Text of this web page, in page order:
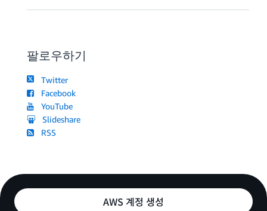
팔로우하기
Twitter
Facebook
YouTube
Slideshare
RSS
AWS 계정 생성